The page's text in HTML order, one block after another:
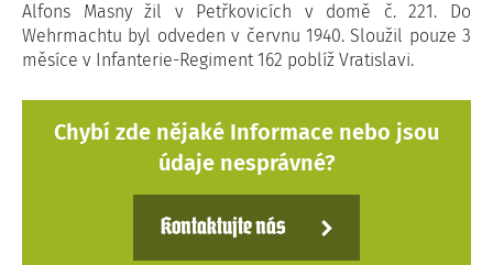
Alfons Masny žil v Petřkovicích v domě č. 221. Do
Wehrmachtu byl odveden v červnu 1940. Sloužil pouze 3
měsíce v Infanterie-Regiment 162 poblíž Vratislavi.
Chybí zde nějaké Informace nebo jsou
údaje nesprávné?
Kontaktujte nás